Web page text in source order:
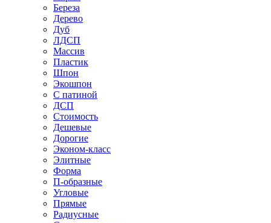
Береза
Дерево
Дуб
ЛДСП
Массив
Пластик
Шпон
Экошпон
С патиной
ДСП
Стоимость
Дешевые
Дорогие
Эконом-класс
Элитные
Форма
П-образные
Угловые
Прямые
Радиусные